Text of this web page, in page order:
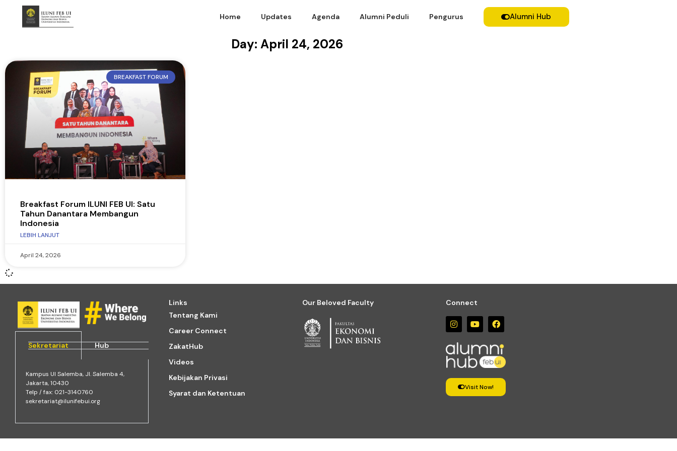
Home Updates Agenda Alumni Peduli Pengurus Alumni Hub
Day: April 24, 2026
BREAKFAST FORUM
Breakfast Forum ILUNI FEB UI: Satu
Tahun Danantara Membangun
Indonesia
LEBIH LANJUT
April 24, 2026
Sekretariat Hub
Kampus Ul Salemba, Jl. Salemba 4,
Jakarta, 10430
Telp / fax: 021-3140760
sekretariat@ilunifebui.org
Links
Tentang Kami
Career Connect
ZakatHub
Videos
Kebijakan Privasi
Syarat dan Ketentuan
Our Beloved Faculty Connect
Visit Now!